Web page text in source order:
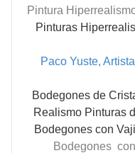
Pintura
Pinturas
Paco Yuste,
Bodegones de
Realismo Pinturas
Bodegones con
Bodegones